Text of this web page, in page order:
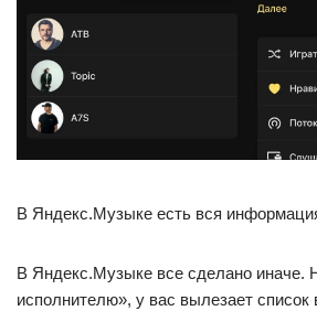
В Яндекс.Музыке есть вся
В Яндекс.Музыке все сделано иначе.
исполнителю», у вас вылезает список